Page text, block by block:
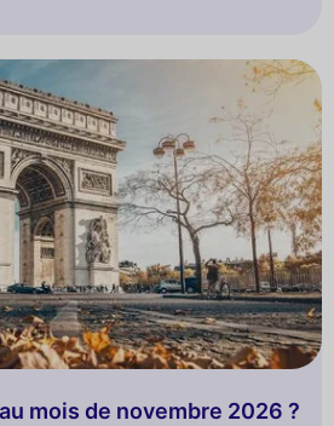
mois de novembre 2026 ?